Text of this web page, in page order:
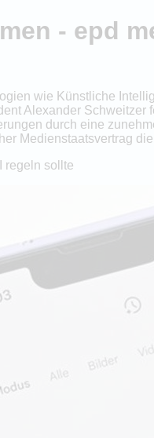
- epd
wie Künstliche
Alexander
durch eine
Medienstaatsvertrag
regeln sollte